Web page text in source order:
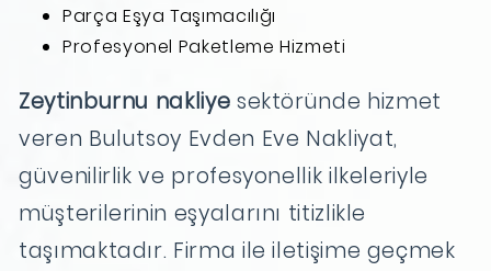
Parça Eşya Taşımacılığı
Profesyonel Paketleme Hizmeti
Zeytinburnu nakliye sektöründe hizmet
veren Bulutsoy Evden Eve Nakliyat,
güvenilirlik ve profesyonellik ilkeleriyle
müşterilerinin eşyalarını titizlikle
taşımaktadır. Firma ile iletişime geçmek